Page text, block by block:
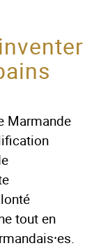
Marmande
tout en